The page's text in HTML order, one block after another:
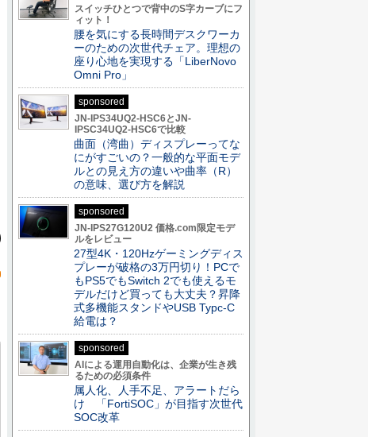
スイッチひとつで背中のS字カーブにフ
ィット！
腰を気にする長時間デスクワーカ
ーのための次世代チェア。理想の
座り心地を実現する「LiberNovo
Omni Pro」
sponsored
JN-IPS34UQ2-HSC6とJN-
IPSC34UQ2-HSC6で比較
曲面（湾曲）ディスプレーってな
にがすごいの？一般的な平面モデ
ルとの見え方の違いや曲率（R）
の意味、選び方を解説
sponsored
JN-IPS27G120U2 価格.com限定モデ
ルをレビュー
27型4K・120Hzゲーミングディス
プレーが破格の3万円切り！PCで
もPS5でもSwitch 2でも使えるモ
デルだけど買っても大丈夫？昇降
式多機能スタンドやUSB Typc-C
給電は？
sponsored
AIによる運用自動化は、企業が生き残
るための必須条件
属人化、人手不足、アラートだら
け 「FortiSOC」が目指す次世代
SOC改革